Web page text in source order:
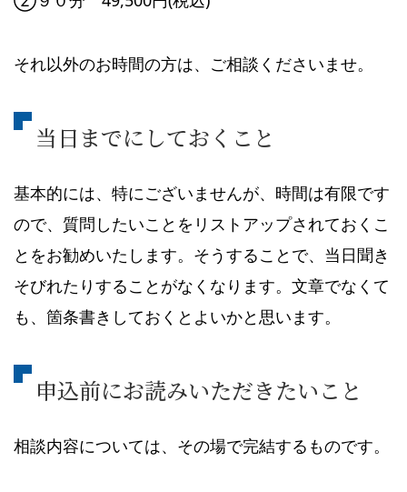
それ以外のお時間の方は、ご相談くださいませ。
当日までにしておくこと
基本的には、特にございませんが、時間は有限です
ので、質問したいことをリストアップされておくこ
とをお勧めいたします。そうすることで、当日聞き
そびれたりすることがなくなります。文章でなくて
も、箇条書きしておくとよいかと思います。
申込前にお読みいただきたいこと
相談内容については、その場で完結するものです。